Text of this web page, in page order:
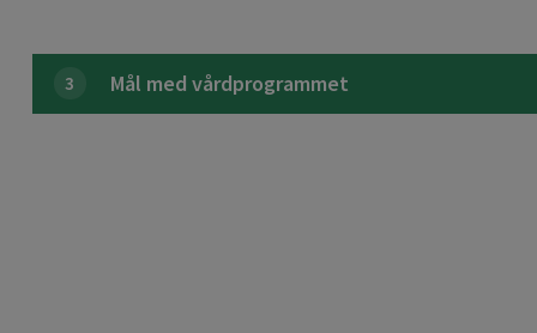
3 Mål med vårdprogrammet